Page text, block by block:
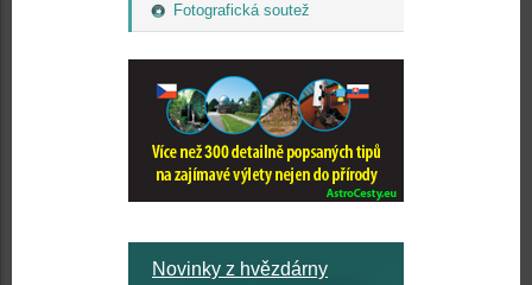
Fotografická soutež
Novinky z hvězdárny